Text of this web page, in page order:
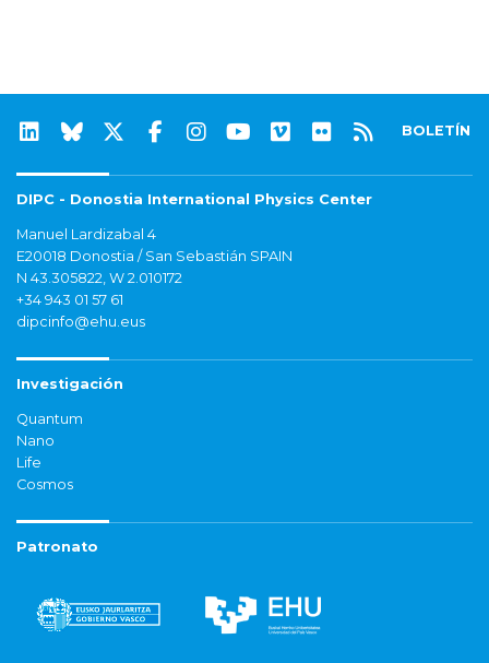
BOLETÍN
DIPC - Donostia International Physics Center
Manuel Lardizabal 4
E20018 Donostia / San Sebastián SPAIN
N 43.305822, W 2.010172
+34 943 01 57 61
dipcinfo@ehu.eus
Investigación
Quantum
Nano
Life
Cosmos
Patronato